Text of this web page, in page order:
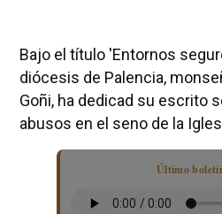
Bajo el título 'Entornos
diócesis de Palencia,
Goñi, ha dedicad su escrito
abusos en el seno de la
Último